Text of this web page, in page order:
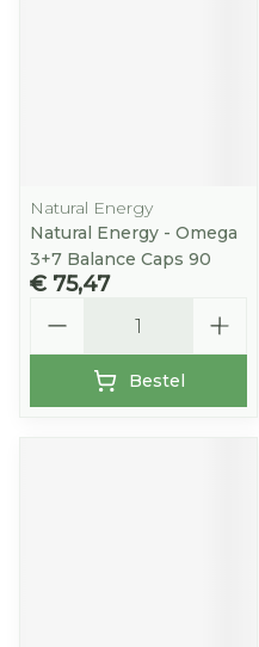
Natural Energy
Natural Energy - Omega
3+7 Balance Caps 90
€ 75,47
Bestel